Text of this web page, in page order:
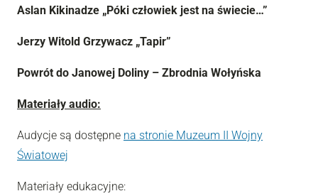
Aslan Kikinadze „Póki człowiek jest na świecie…”
Jerzy Witold Grzywacz „Tapir”
Powrót do Janowej Doliny – Zbrodnia Wołyńska
Materiały audio:
Audycje są dostępne na stronie Muzeum II Wojny
Światowej
Materiały edukacyjne: